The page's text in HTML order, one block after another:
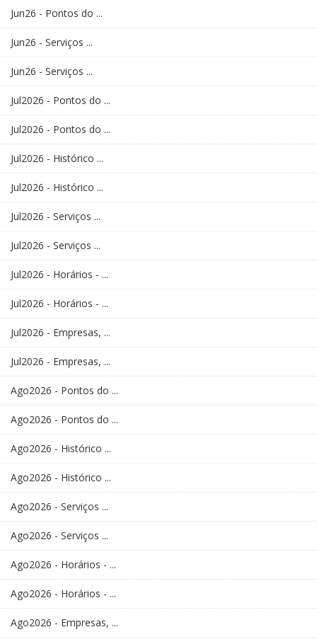
Jun26 - Pontos do ...
Jun26 - Serviços ...
Jun26 - Serviços ...
Jul2026 - Pontos do ...
Jul2026 - Pontos do ...
Jul2026 - Histórico ...
Jul2026 - Histórico ...
Jul2026 - Serviços ...
Jul2026 - Serviços ...
Jul2026 - Horários - ...
Jul2026 - Horários - ...
Jul2026 - Empresas, ...
Jul2026 - Empresas, ...
Ago2026 - Pontos do ...
Ago2026 - Pontos do ...
Ago2026 - Histórico ...
Ago2026 - Histórico ...
Ago2026 - Serviços ...
Ago2026 - Serviços ...
Ago2026 - Horários - ...
Ago2026 - Horários - ...
Ago2026 - Empresas, ...